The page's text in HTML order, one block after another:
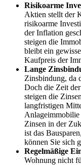
Risikoarme
Aktien stellt der
risikoarme
der Inflation
steigen die
bleibt ein
Kaufpreis der
Lange
Zinsbindung, da
Doch die Zeit
steigen die
langfristigen
Anlageimmobilie
Zinsen in der
ist das
können Sie sich
Regelmäßige
Wohnung nicht